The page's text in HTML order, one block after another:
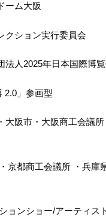
ム大阪
ョン実行委員会
2025年日本国際博覧
」参画型
大阪商工会議所
会議所 ・兵庫県
ンショー/アーティス